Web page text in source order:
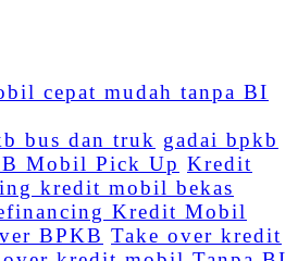
bus dan truk gadai bpkb
Mobil Pick Up Kredit
kredit mobil bekas
Kredit Mobil
BPKB Take over kredit